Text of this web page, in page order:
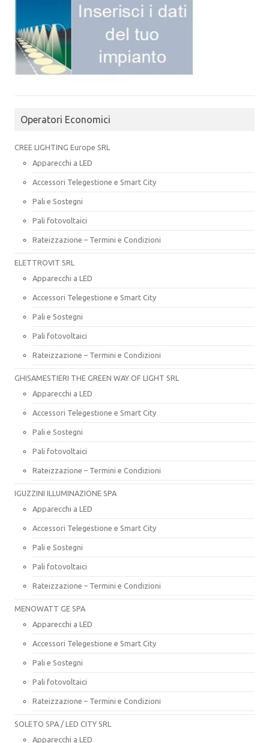
Operatori Economici
CREE LIGHTING Europe SRL
Apparecchi a LED
Accessori Telegestione e Smart City
Pali e Sostegni
Pali fotovoltaici
Rateizzazione – Termini e Condizioni
ELETTROVIT SRL
Apparecchi a LED
Accessori Telegestione e Smart City
Pali e Sostegni
Pali fotovoltaici
Rateizzazione – Termini e Condizioni
GHISAMESTIERI THE GREEN WAY OF LIGHT SRL
Apparecchi a LED
Accessori Telegestione e Smart City
Pali e Sostegni
Pali fotovoltaici
Rateizzazione – Termini e Condizioni
IGUZZINI ILLUMINAZIONE SPA
Apparecchi a LED
Accessori Telegestione e Smart City
Pali e Sostegni
Pali fotovoltaici
Rateizzazione – Termini e Condizioni
MENOWATT GE SPA
Apparecchi a LED
Accessori Telegestione e Smart City
Pali e Sostegni
Pali fotovoltaici
Rateizzazione – Termini e Condizioni
SOLETO SPA / LED CITY SRL
Apparecchi a LED